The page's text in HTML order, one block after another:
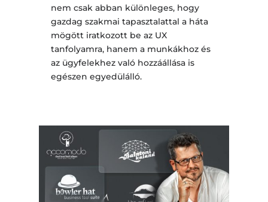
nem csak abban különleges, hogy
gazdag szakmai tapasztalattal a háta
mögött iratkozott be az UX
tanfolyamra, hanem a munkákhoz és
az ügyfelekhez való hozzáállása is
egészen egyedülálló.